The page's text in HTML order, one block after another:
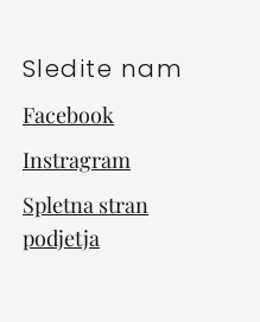
Sledite nam
Facebook
Instragram
Spletna stran
podjetja